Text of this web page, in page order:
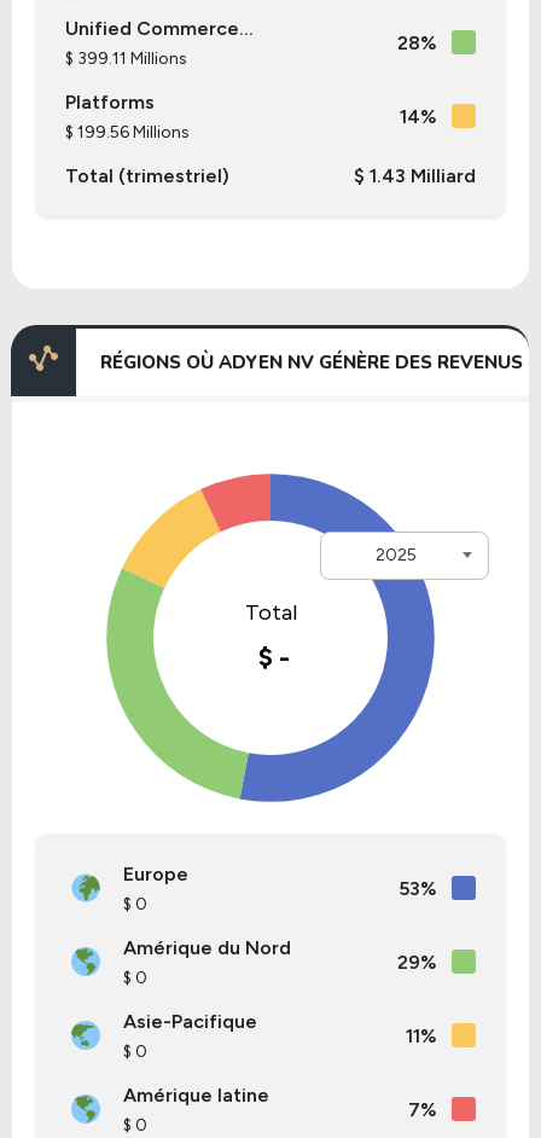
Unified Commerce...
$ 399.11 Millions
28%
Platforms
$ 199.56 Millions
14%
Total (trimestriel) $ 1.43 Milliard
RÉGIONS OÙ ADYEN NV GÉNÈRE DES REVENUS
2025
Europe
$ 0
53%
Amérique du Nord
$ 0
29%
Asie-Pacifique
$ 0
11%
Amérique latine
$ 0
7%